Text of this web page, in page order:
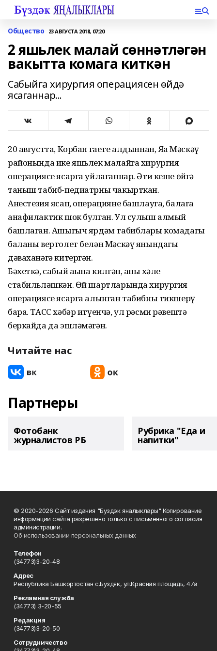
Общество 23 АВГУСТА 2018, 07:20
2 яшьлек малай сөннәтләгән
вакытта комага киткән
Сабыйга хирургия операциясен өйдә
ясаганнар...
20 августта, Корбан гаете алдыннан, Яңа Мәскәү
районында ике яшьлек малайга хирургия
операциясе ясарга уйлаганнар. Әти кеше өйгә
таныш табиб-педиатрны чакырткан.
Анестезия ясап, операцияне башлауга, балага
анафилактик шок булган. Ул сулыш алмый
башлаган. Ашыгыч ярдәм табиблары комадагы
баланы вертолет белән Мәскәү янындагы
дәваханәгә китергән.
Бәхеткә, сабый аңына килгән, аның хәле
стабильләшкән. Өй шартларында хирургия
операциясе ясарга алынган табибны тикшерү
бара. ТАСС хәбәр итүенчә, ул рәсми рәвештә
беркайда да эшләмәгән.
Читайте нас
Партнеры
Фотобанк
журналистов РБ
Рубрика "Еда и
напитки"
© 2020-2026 Сайт издания "Буздэк яналыклары" Копирование
информации сайта разрешено только с письменного согласия
администрации.
Об использовании персональных данных
Телефон
(34773)3-20-48
Адрес
Республика Башкортостан с.Буздяк, ул.Красная площадь, 47а
Рекламная служба
(34773) 3-20-55
Редакция
(34773)3-20-50
Сотрудничество